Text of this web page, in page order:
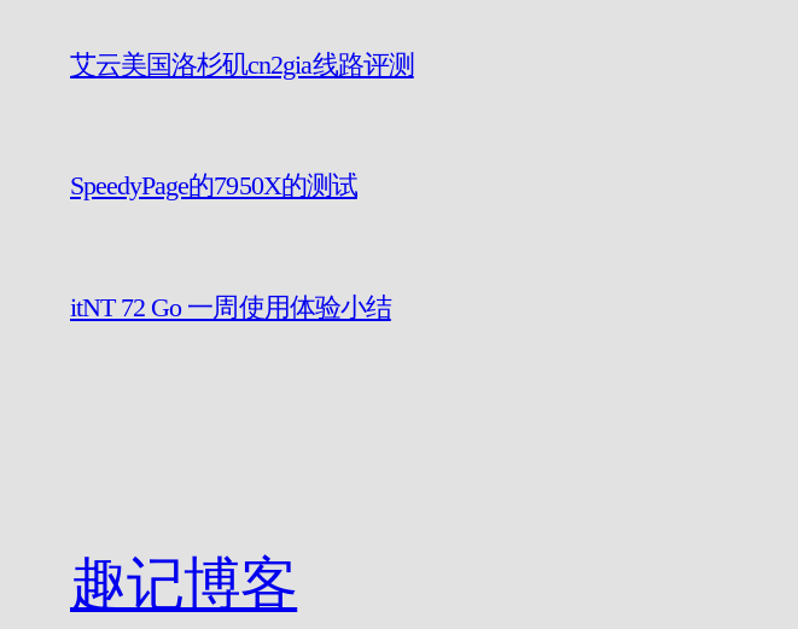
艾云美国洛杉矶cn2gia线路评测
SpeedyPage的7950X的测试
itNT 72 Go 一周使用体验小结
趣记博客